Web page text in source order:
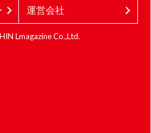
運営会社
Lmagazine Co.,Ltd.